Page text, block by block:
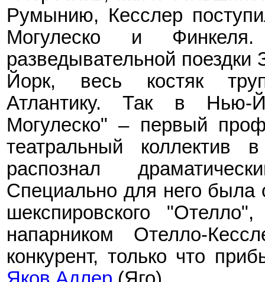
Румынию, Кесслер
Могулеско и
разведывательной
Йорк, весь костяк
Атлантику. Так в Нью-
Могулеско" – первый
театральный
распознал
Специально для него была
шекспировского
напарником Отелло-
конкурент, только что